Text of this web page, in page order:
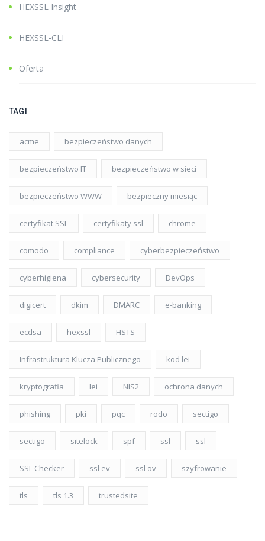
HEXSSL Insight
HEXSSL-CLI
Oferta
TAGI
acme bezpieczeństwo danych
bezpieczeństwo IT bezpieczeństwo w sieci
bezpieczeństwo WWW bezpieczny miesiąc
certyfikat SSL certyfikaty ssl chrome
comodo compliance cyberbezpieczeństwo
cyberhigiena cybersecurity DevOps
digicert dkim DMARC e-banking
ecdsa hexssl HSTS
Infrastruktura Klucza Publicznego kod lei
kryptografia lei NIS2 ochrona danych
phishing pki pqc rodo sectigo
sectigo sitelock spf ssl ssl
SSL Checker ssl ev ssl ov szyfrowanie
tls tls 1.3 trustedsite